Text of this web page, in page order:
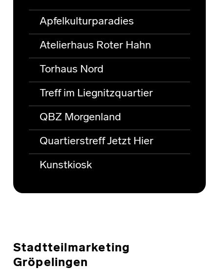
Apfelkulturparadies
Atelierhaus Roter Hahn
Torhaus Nord
Treff im Liegnitzquartier
QBZ Morgenland
Quartierstreff Jetzt Hier
Kunstkiosk
Stadtteilmarketing
Gröpelingen